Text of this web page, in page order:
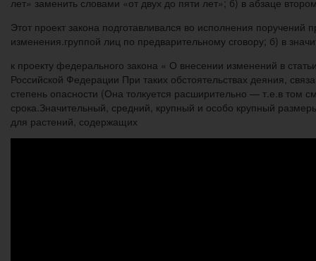
лет» заменить словами «от двух до пяти лет»; б) в абзаце
Этот проект закона подготавливался во исполнения
изменения.группой лиц по предварительному сговору; б) в
к проекту федерального закона « О внесении изменений в
Российской Федерации При таких обстоятельствах деяния,
степень опасности (Она толкуется расширительно — т.е.в том
срока.Значительный, средний, крупный и особо крупный
для растений, содержащих